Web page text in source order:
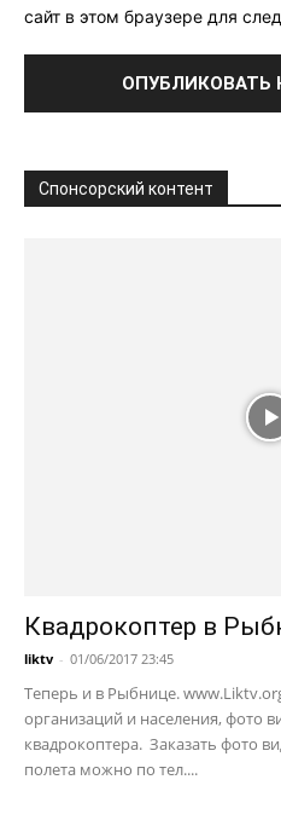
сайт в этом браузере для
Спонсорский контент
Квадрокоптер в
liktv - 01/06/2017 23:45
Теперь и в Рыбнице.
организаций и населения, фото
квадрокоптера. Заказать фото
полета можно по тел....